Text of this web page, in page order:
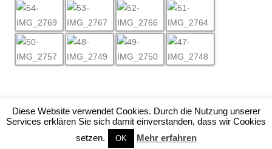
Stolz präsentiert von WordPress
Diese Website verwendet Cookies. Durch die Nutzung unserer
Services erklären Sie sich damit einverstanden, dass wir Cookies
setzen.
OK Mehr erfahren